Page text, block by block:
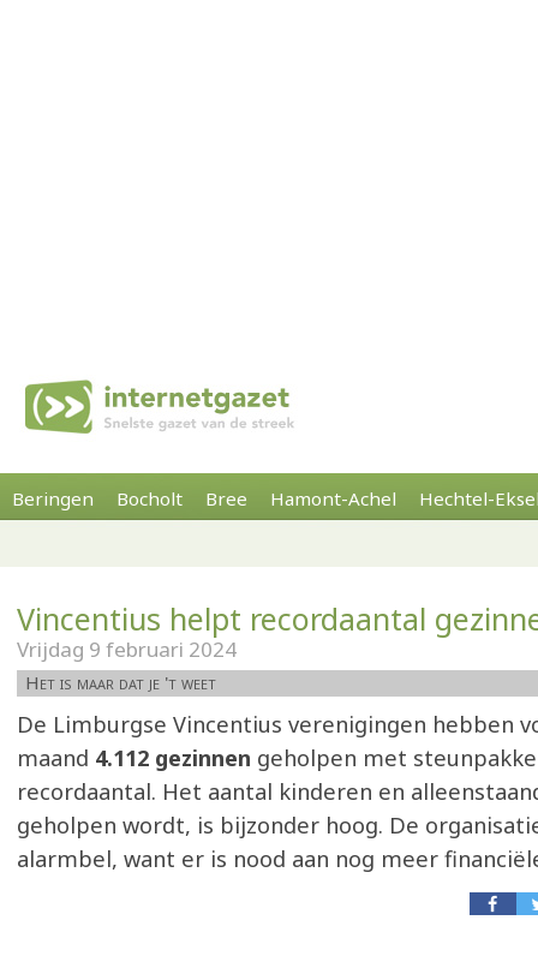
Beringen Bocholt Bree Hamont-Achel Hechtel-
Vincentius helpt recordaantal
Vrijdag 9 februari 2024
Het is maar dat je 't weet
De Limburgse Vincentius verenigingen hebben
maand 4.112 gezinnen geholpen met
recordaantal. Het aantal kinderen en
geholpen wordt, is bijzonder hoog. De
alarmbel, want er is nood aan nog meer